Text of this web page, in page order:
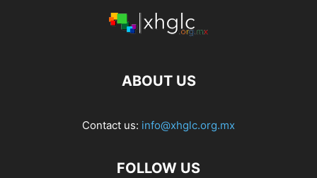
ABOUT US
Contact us: info@xhglc.org.mx
FOLLOW US